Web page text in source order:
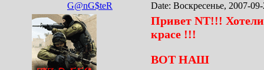
G@nG$teR Date: Воскресенье, 2007-
Привет NT!!!
красе !!!
ВОТ НАШ